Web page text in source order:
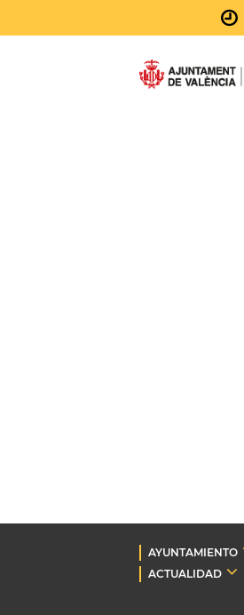
AYUNTAMIENTO
ACTUALIDAD